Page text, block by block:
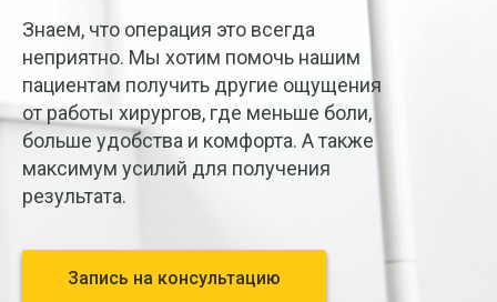
Запись на консультацию
Знаем, что операция это всегда
неприятно. Мы хотим помочь нашим
пациентам получить другие ощущения
от работы хирургов, где меньше боли,
больше удобства и комфорта. А также
максимум усилий для получения
результата.